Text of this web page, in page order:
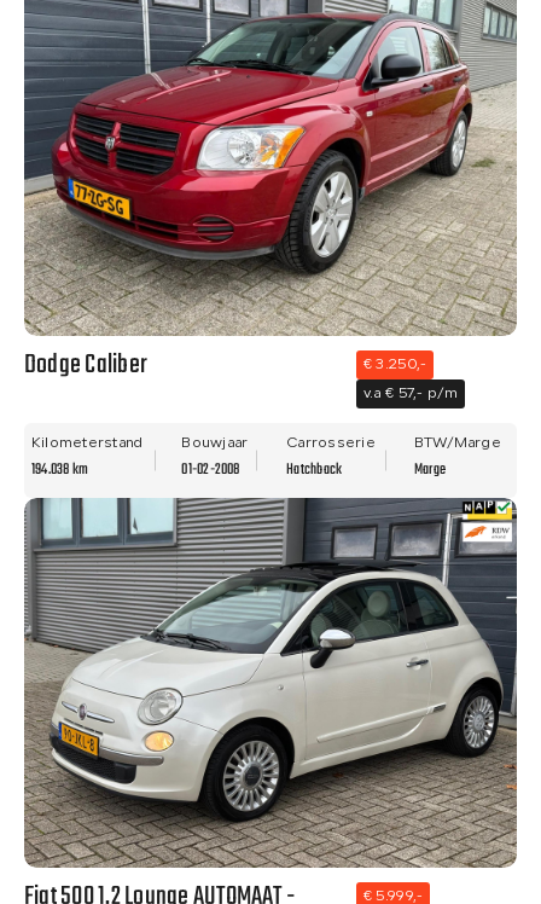
Dodge Caliber
€ 3.250,-
v.a € 57,- p/m
Kilometerstand
194.038 km
Bouwjaar
01-02-2008
Carrosserie
Hatchback
BTW/Marge
Marge
€ 5.999,-